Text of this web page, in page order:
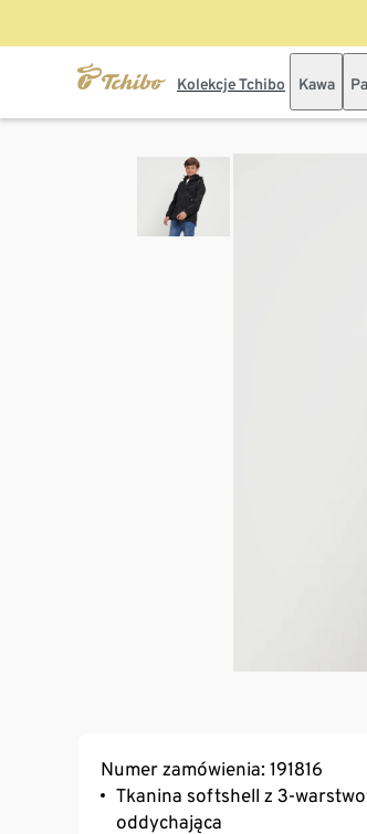
Kolekcje Tchibo Kawa
Numer zamówienia: 191816
Tkanina softshell z 3-
oddychająca